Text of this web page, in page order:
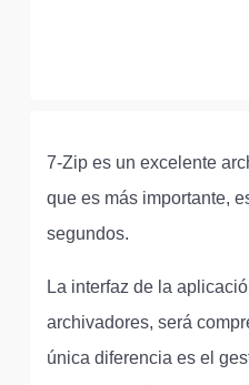
7-Zip es un excelente
que es más importante,
segundos.
La interfaz de la
archivadores, será
única diferencia es el